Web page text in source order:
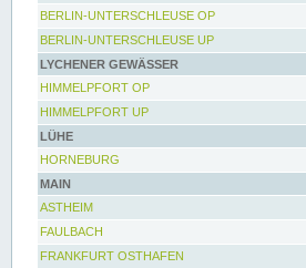
BERLIN-UNTERSCHLEUSE OP
BERLIN-UNTERSCHLEUSE UP
LYCHENER GEWÄSSER
HIMMELPFORT OP
HIMMELPFORT UP
LÜHE
HORNEBURG
MAIN
ASTHEIM
FAULBACH
FRANKFURT OSTHAFEN